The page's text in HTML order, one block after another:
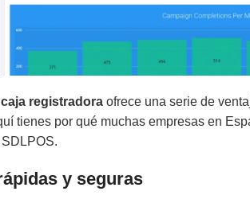
registradora ofrece una serie de
tienes por qué muchas empresas en
y seguras